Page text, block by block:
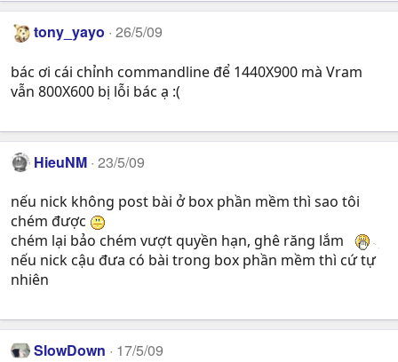
tony_yayo 26/5/09
bác ơi cái chỉnh commandline để 1440X900 mà Vram
vẫn 800X600 bị lỗi bác ạ :(
HieuNM 23/5/09
nếu nick không post bài ở box phần mềm thì sao tôi
chém được
chém lại bảo chém vượt quyền hạn, ghê răng lắm
nếu nick cậu đưa có bài trong box phần mềm thì cứ tự
nhiên
SlowDown 17/5/09